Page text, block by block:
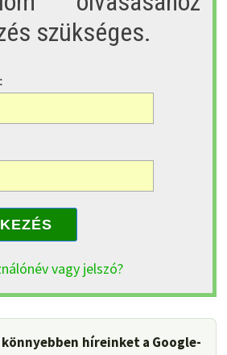
szükséges.
vagy jelszó?
híreinket a Google-